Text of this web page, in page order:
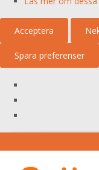
Acceptera
Spara preferenser